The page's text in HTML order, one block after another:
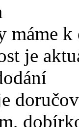
máme k
je